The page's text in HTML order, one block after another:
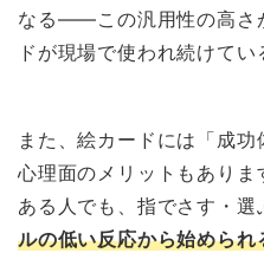
なる——この汎用性の高さ
ドが現場で使われ続けてい
また、絵カードには「成
心理面のメリットもあり
ある人でも、指でさす・
ルの低い反応から始められ